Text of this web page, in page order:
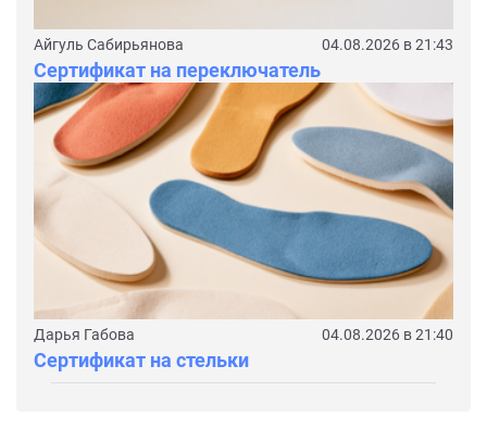
Айгуль Сабирьянова 04.08.2026 в 21:43
Сертификат на переключатель
Дарья Габова 04.08.2026 в 21:40
Сертификат на стельки